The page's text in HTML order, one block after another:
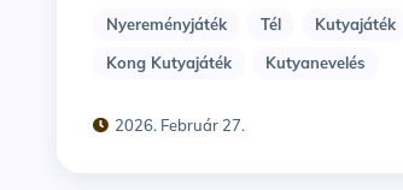
Nyereményjáték Tél
Kutyajáték
Kong Kutyajáték
Kutyanevelés
2026. Február 27.